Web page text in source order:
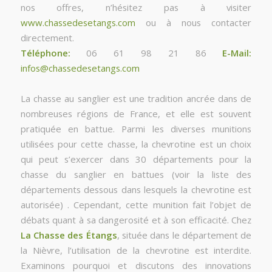
nos offres, n’hésitez pas à visiter
www.chassedesetangs.com ou à nous contacter
directement.
Téléphone: 06 61 98 21 86 E-Mail:
infos@chassedesetangs.com
La chasse au sanglier est une tradition ancrée dans de
nombreuses régions de France, et elle est souvent
pratiquée en battue. Parmi les diverses munitions
utilisées pour cette chasse, la chevrotine est un choix
qui peut s’exercer dans 30 départements pour la
chasse du sanglier en battues (voir la liste des
départements dessous dans lesquels la chevrotine est
autorisée) . Cependant, cette munition fait l’objet de
débats quant à sa dangerosité et à son efficacité. Chez
La Chasse des Étangs, située dans le département de
la Nièvre, l’utilisation de la chevrotine est interdite.
Examinons pourquoi et discutons des innovations